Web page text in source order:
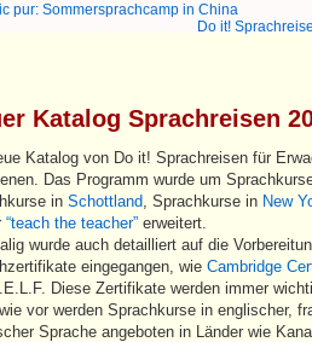
pur: Sommersprachcamp in China
Do it!
Katalog Sprachreisen
Katalog von Do it! Sprachreisen für
Das Programm wurde um
in Schottland, Sprachkurse in New
“teach the teacher” erweitert.
wurde auch detailliert auf die
eingegangen, wie Cambridge
Diese Zertifikate werden immer
vor werden Sprachkurse in englischer,
Sprache angeboten in Länder wie